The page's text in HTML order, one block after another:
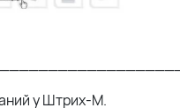
у Штрих-М.